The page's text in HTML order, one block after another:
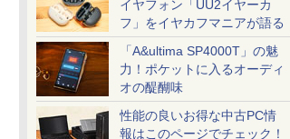
イヤフォン「UU2イヤーカ
フ」をイヤカフマニアが語る
「A&ultima SP4000T」の魅
力！ポケットに入るオーディ
オの醍醐味
性能の良いお得な中古PC情
報はこのページでチェック！